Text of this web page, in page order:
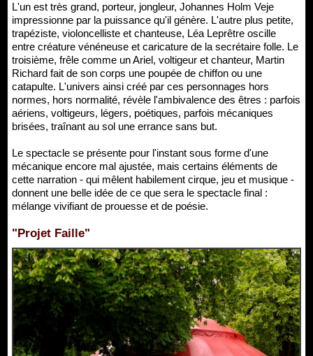
L'un est très grand, porteur, jongleur, Johannes Holm Veje
impressionne par la puissance qu'il génère. L'autre plus petite,
trapéziste, violoncelliste et chanteuse, Léa Leprêtre oscille
entre créature vénéneuse et caricature de la secrétaire folle. Le
troisième, frêle comme un Ariel, voltigeur et chanteur, Martin
Richard fait de son corps une poupée de chiffon ou une
catapulte. L'univers ainsi créé par ces personnages hors
normes, hors normalité, révèle l'ambivalence des êtres : parfois
aériens, voltigeurs, légers, poétiques, parfois mécaniques
brisées, traînant au sol une errance sans but.
Le spectacle se présente pour l'instant sous forme d'une
mécanique encore mal ajustée, mais certains éléments de
cette narration - qui mêlent habilement cirque, jeu et musique -
donnent une belle idée de ce que sera le spectacle final :
mélange vivifiant de prouesse et de poésie.
"Projet Faille"